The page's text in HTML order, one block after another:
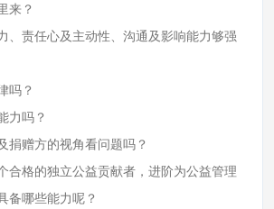
来？
、责任心及主动性、沟通及影响能力够强
吗？
力吗？
捐赠方的视角看问题吗？
合格的独立公益贡献者，进阶为公益管理
备哪些能力呢？